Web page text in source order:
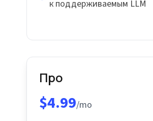
к поддерживаемым LLM
Про
$4.99/mo